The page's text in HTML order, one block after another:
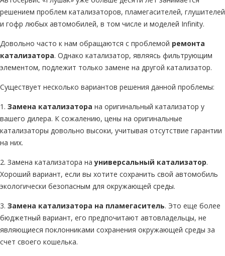
решением проблем катализаторов, пламегасителей, глушителей
и гофр любых автомобилей, в том числе и моделей Infinity.
Довольно часто к нам обращаются с проблемой ремонта
катализатора. Однако катализатор, являясь фильтрующим
элементом, подлежит только замене на другой катализатор.
Существует несколько вариантов решения данной проблемы:
1. Замена катализатора на оригинальный катализатор у
вашего дилера. К сожалению, цены на оригинальные
катализаторы довольно высоки, учитывая отсутствие гарантии
на них.
2. Замена катализатора науниверсальный катализатор.
Хороший вариант, если вы хотите сохранить свой автомобиль
экологически безопасным для окружающей среды.
3. Замена катализатора на пламегаситель. Это еще более
бюджетный вариант, его предпочитают автовладельцы, не
являющиеся поклонниками сохранения окружающей среды за
счет своего кошелька.